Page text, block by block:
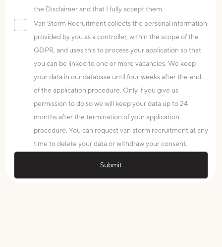
the Disclaimer and that I fully accept them.
Van Storm Recruitment collects the personal information
provided by you as a controller, within the scope of the
GDPR, and uses this to process your application so that
you can be linked to one or more vacancies. We keep
your data in our database until four weeks after the end
of the application procedure. Only if you give us
permission to do so we will keep your data up to 24
months after the termination of your application
procedure. You can request van storm recruitment at any
time to delete your data or withdraw your consent.